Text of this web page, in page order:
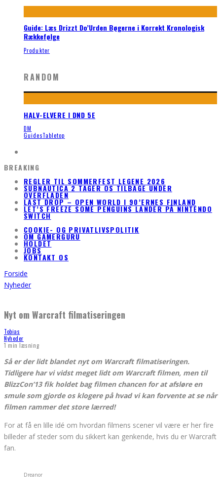
Guide: Læs Drizzt Do’Urden Bøgerne i Korrekt Kronologisk
Rækkefølge
Produkter
RANDOM
HALV-ELVERE I DND 5E
DM
GuidesTabletop
BREAKING
REGLER TIL SOMMERFEST LEGENE 2026
SUBNAUTICA 2 TAGER OS TILBAGE UNDER
OVERFLADEN
LAST DROP – OPEN WORLD I 90’ERNES FINLAND
LET’S FREEZE SOME PENGUINS LANDER PÅ NINTENDO
SWITCH
COOKIE- OG PRIVATLIVSPOLITIK
OM GAMERGURU
HOLDET
JOBS
KONTAKT OS
Forside
Nyheder
Nyt om Warcraft filmatiseringen
Tobias
Nyheder
1 min læsning
Så er der lidt blandet nyt om Warcraft filmatiseringen.
Tidligere har vi vidst meget lidt om Warcraft filmen, men til
BlizzCon’13 fik holdet bag filmen chancen for at afsløre en
smule som gjorde os klogere på hvad vi kan forvente at se når
filmen rammer det store lærred!
For at få en lille idé om hvordan filmens scener vil være er her fire
billeder af steder som du sikkert kan genkende, hvis du er Warcraft
fan.
Dreanor